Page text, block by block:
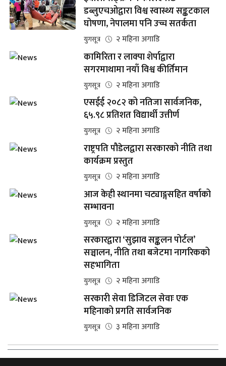
डब्लुएचओद्वारा विश्व स्वास्थ्य सङ्कटकाल
घोषणा, नेपालमा पनि उच्च सतर्कता
युगसूत्र २ महिना अगाडि
कामिरिता र लाक्पा शेर्पाद्वारा
सगरमाथामा नयाँ विश्व कीर्तिमान
युगसूत्र २ महिना अगाडि
एसईई २०८२ को नतिजा सार्वजनिक,
६५.९८ प्रतिशत विद्यार्थी उत्तीर्ण
युगसूत्र २ महिना अगाडि
राष्ट्रपति पौडेलद्वारा सरकारको नीति तथा
कार्यक्रम प्रस्तुत
युगसूत्र २ महिना अगाडि
आज केही स्थानमा चट्याङ्गसहित वर्षाको
सम्भावना
युगसूत्र २ महिना अगाडि
सरकारद्वारा ‘सुझाव सङ्कलन पोर्टल’
सञ्चालन, नीति तथा बजेटमा नागरिकको
सहभागिता
युगसूत्र २ महिना अगाडि
सरकारी सेवा डिजिटल सेवाः एक
महिनाको प्रगति सार्वजनिक
युगसूत्र ३ महिना अगाडि